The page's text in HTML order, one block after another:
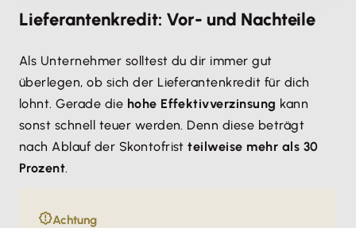
Lieferantenkredit: Vor- und Nachteile
Als Unternehmer solltest du dir immer gut
überlegen, ob sich der Lieferantenkredit für dich
lohnt. Gerade die hohe Effektivverzinsung kann
sonst schnell teuer werden. Denn diese beträgt
nach Ablauf der Skontofristteilweise mehr als 30
Prozent.
Achtung